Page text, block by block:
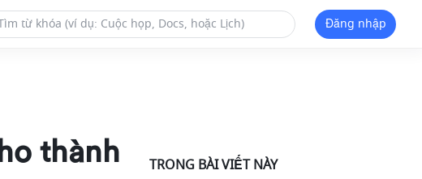
Đăng nhập
thành
TRONG BÀI VIẾT NÀY